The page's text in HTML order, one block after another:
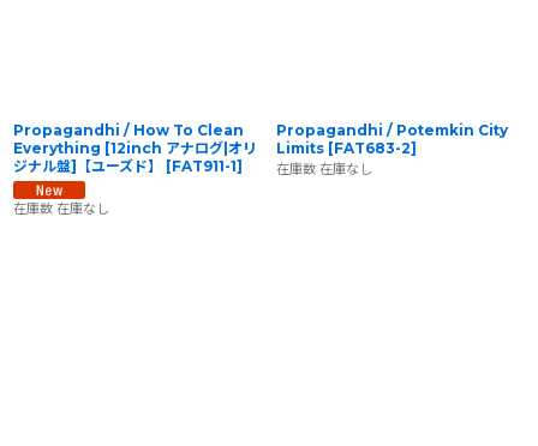
Propagandhi / How To Clean
Everything [12inch アナログ|オリ
ジナル盤]【ユーズド】
[FAT911-1]
在庫数 在庫なし
Propagandhi / Potemkin City
Limits [FAT683-2]
在庫数 在庫なし